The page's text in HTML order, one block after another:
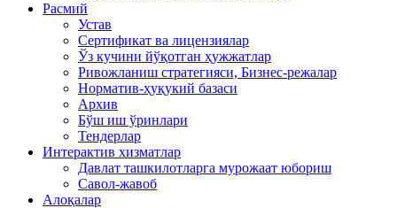
Расмий
Устав
Сертификат ва лицензиялар
Ўз кучини йўқотган ҳужжатлар
Ривожланиш стратегияси, Бизнес-режалар
Норматив-ҳуқукий базаси
Архив
Бўш иш ўринлари
Тендерлар
Интерактив хизматлар
Давлат ташкилотларга мурожаат юбориш
Савол-жавоб
Алоқалар